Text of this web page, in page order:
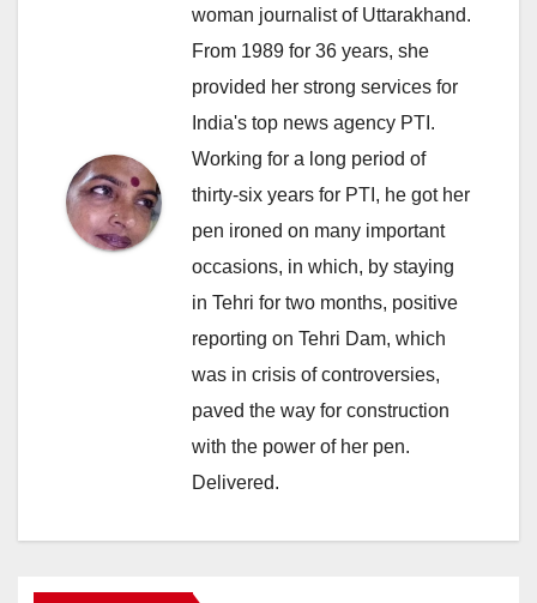
woman journalist of Uttarakhand.
From 1989 for 36 years, she
provided her strong services for
India's top news agency PTI.
Working for a long period of
thirty-six years for PTI, he got her
pen ironed on many important
occasions, in which, by staying
in Tehri for two months, positive
reporting on Tehri Dam, which
was in crisis of controversies,
paved the way for construction
with the power of her pen.
Delivered.